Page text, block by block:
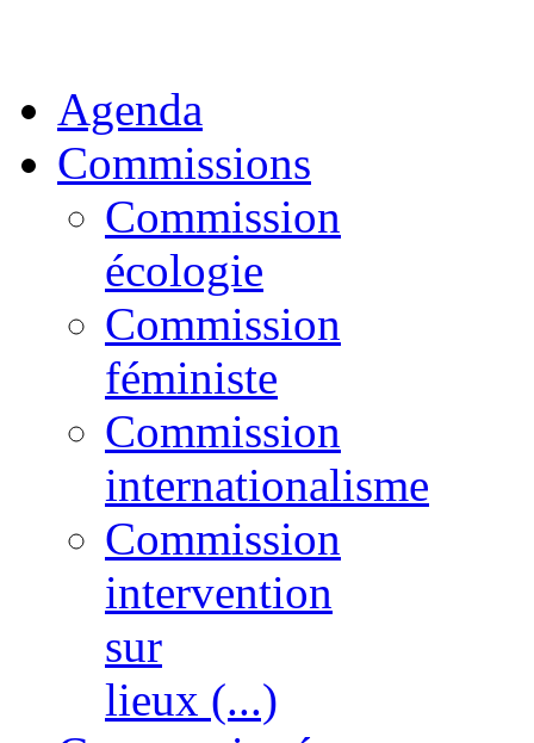
Agenda
Commissions
Commission
écologie
Commission
féministe
Commission
internationalisme
Commission
intervention
sur
lieux (...)